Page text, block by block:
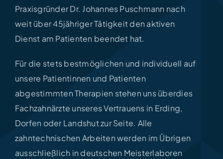
Praxisgründer Dr. Johannes Puschmann nach
weit über 45jähriger Tätigkeit den aktiven
Dienst am Patienten beendet hat.
Für die stets bestmöglichen und individuell auf
unsere Patientinnen und Patienten
abgestimmten Therapien stehen uns überdies
Fachzahnärzte unseres Vertrauens in Erding,
Dorfen oder Landshut zur Seite. Alle
zahntechnischen Arbeiten werden im Übrigen
ausschließlich in deutschen Meisterlaboren